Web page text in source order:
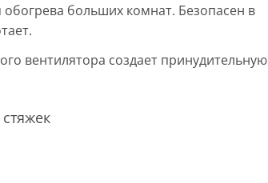
больших комнат. Безопасен в
вентилятора создает принудительную